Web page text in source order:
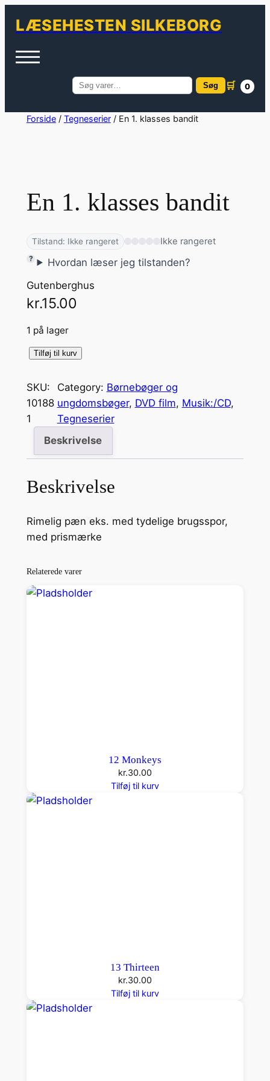
LÆSEHESTEN SILKEBORG
Søg
Søg 🛒 0
SpringForside/ Tegneserier/ En 1. klasses bandit
En 1. klasses bandit
Tilstand: Ikke rangeret Ikke rangeret
Hvordan læser jeg tilstanden?
Gutenberghus
kr.15.00
1 på lager
1
.
k
s
e
b
a
d
i
Tilføj til kurv
SKU:
10188
1
Category: Børnebøger og
ungdomsbøger, DVD film, Musik:/CD
Tegneserier
Beskrivelse
Beskrivelse
Rimelig pæn eks. med tydelige brugsspor,
med prismærke
Relaterede varer
12 Monkeys
kr.30.00
Tilføj til kurv
13 Thirteen
kr.30.00
Tilføj til kurv